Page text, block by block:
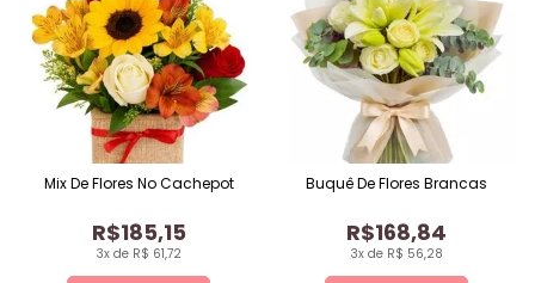
3x de R$ 61,72
R$185,15
Mix De Flores No Cachepot
3x de R$ 56,28
R$168,84
Buquê De Flores Brancas